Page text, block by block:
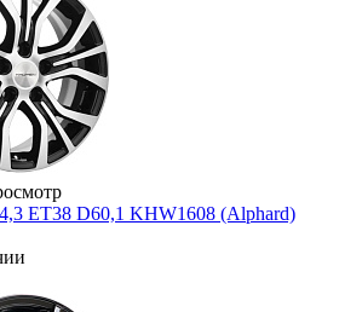
ET38 D60,1 KHW1608 (Alphard)